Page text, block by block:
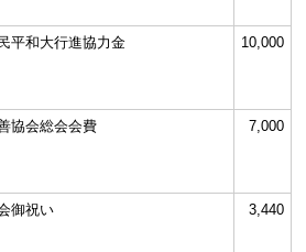
平和大行進協力金 10,000
協会総会会費 7,000
御祝い 3,440